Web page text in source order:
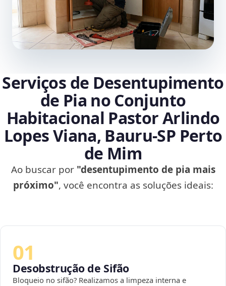
Serviços de Desentupimento
de Pia no Conjunto
Habitacional Pastor Arlindo
Lopes Viana, Bauru‑SP Perto
de Mim
Ao buscar por "desentupimento de pia mais
próximo", você encontra as soluções ideais:
01
Desobstrução de Sifão
Bloqueio no sifão? Realizamos a limpeza interna e